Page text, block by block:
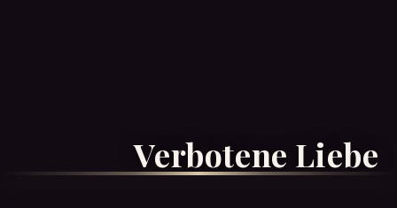
Verbotene Liebe